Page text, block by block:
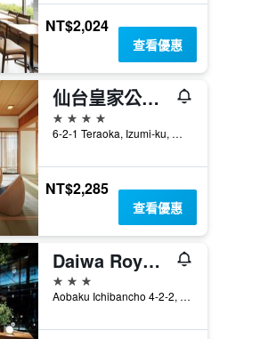
NT$2,024
查看優惠
仙台皇家公園酒店
4星級
6-2-1 Teraoka, Izumi-ku, 仙台, 日本
NT$2,285
查看優惠
Daiwa Roynet Hotel Sendai Ichibancho Premier
3星級
Aobaku Ichibancho 4-2-2, 仙台, 日本